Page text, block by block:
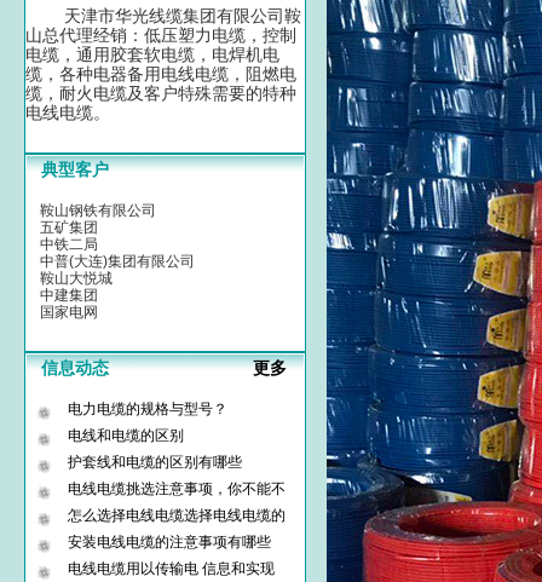
天津市华光线缆集团有限公司鞍
山总代理经销：低压塑力电缆，控制
电缆，通用胶套软电缆，电焊机电
缆，各种电器备用电线电缆，阻燃电
缆，耐火电缆及客户特殊需要的特种
电线电缆。
典型客户
鞍山钢铁有限公司
五矿集团
中铁二局
中普(大连)集团有限公司
鞍山大悦城
中建集团
国家电网
更多
信息动态
电力电缆的规格与型号？
电线和电缆的区别
护套线和电缆的区别有哪些
电线电缆挑选注意事项，你不能不
怎么选择电线电缆选择电线电缆的
安装电线电缆的注意事项有哪些
电线电缆用以传输电 信息和实现